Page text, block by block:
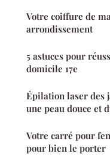
Votre coiffure de
arrondissement
5 astuces pour
domicile 17e
Épilation laser des
une peau douce et
Votre carré pour
pour bien le porter